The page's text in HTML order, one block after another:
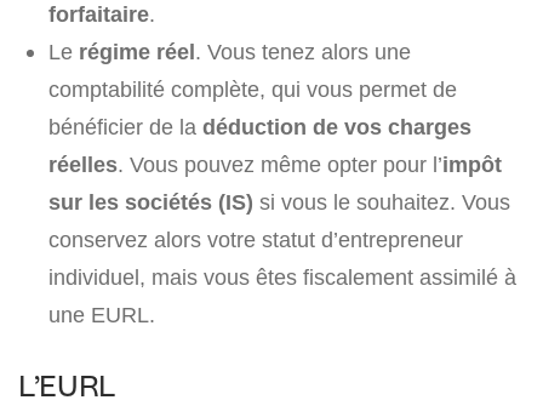
forfaitaire.
Le régime réel. Vous tenez alors une
comptabilité complète, qui vous permet de
bénéficier de la déduction de vos charges
réelles. Vous pouvez même opter pour l’impôt
sur les sociétés (IS) si vous le souhaitez. Vous
conservez alors votre statut d’entrepreneur
individuel, mais vous êtes fiscalement assimilé à
une EURL.
L’EURL